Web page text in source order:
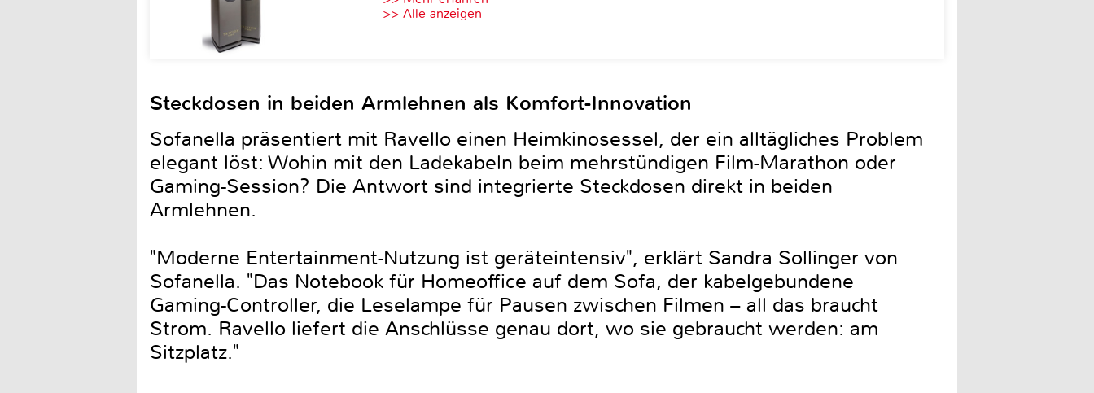
>> Alle anzeigen
Steckdosen in beiden Armlehnen als Komfort-Innovation
Sofanella präsentiert mit Ravello einen Heimkinosessel, der ein alltägliches Problem
elegant löst: Wohin mit den Ladekabeln beim mehrstündigen Film-Marathon oder
Gaming-Session? Die Antwort sind integrierte Steckdosen direkt in beiden
Armlehnen.
"Moderne Entertainment-Nutzung ist geräteintensiv", erklärt Sandra Sollinger von
Sofanella. "Das Notebook für Homeoffice auf dem Sofa, der kabelgebundene
Gaming-Controller, die Leselampe für Pausen zwischen Filmen – all das braucht
Strom. Ravello liefert die Anschlüsse genau dort, wo sie gebraucht werden: am
Sitzplatz."